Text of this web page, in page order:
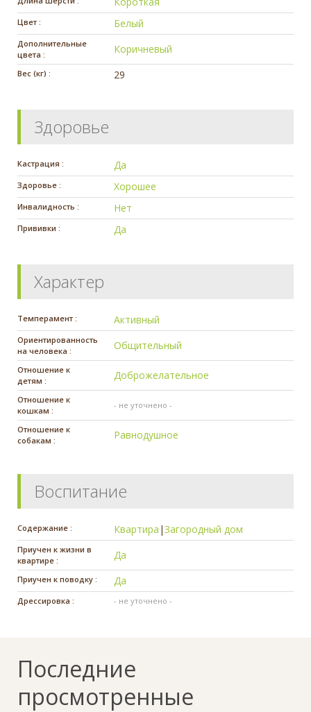
Цвет : Белый
Дополнительные
цвета :
Коричневый
Вес (кг) : 29
Здоровье
Кастрация : Да
Здоровье : Хорошее
Инвалидность : Нет
Прививки : Да
Характер
Темперамент : Активный
Ориентированность
на человека :
Общительный
Отношение к
детям :
Доброжелательное
Отношение к
кошкам :
- не уточнено -
Отношение к
собакам :
Равнодушное
Воспитание
Содержание : Квартира |Загородный дом
Приучен к жизни в
квартире :
Да
Приучен к поводку : Да
Дрессировка : - не уточнено -
Последние
просмотренные